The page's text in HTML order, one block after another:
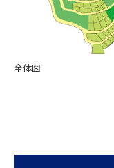
全体図